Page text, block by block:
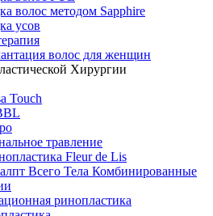
волос методом Sapphire
усов
волос для женщин
Хирургии
Touch
травление
Fleur de Lis
Всего Тела Комбинированные
ринопластика